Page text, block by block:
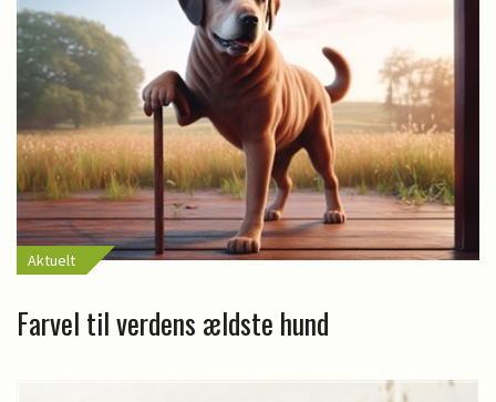
Aktuelt
Farvel til verdens ældste hund